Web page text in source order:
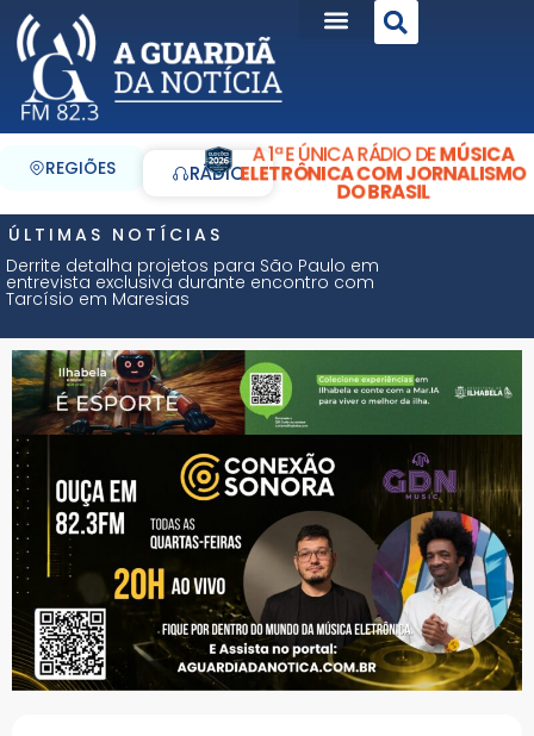
REGIÕES RÁDIO
A 1ª E ÚNICA RÁDIO DEMÚSICA
ELETRÔNICA COM JORNALISMO
DO BRASIL
ÚLTIMAS NOTÍCIAS
Derrite detalha projetos para São Paulo em
entrevista exclusiva durante encontro com
Tarcísio em Maresias